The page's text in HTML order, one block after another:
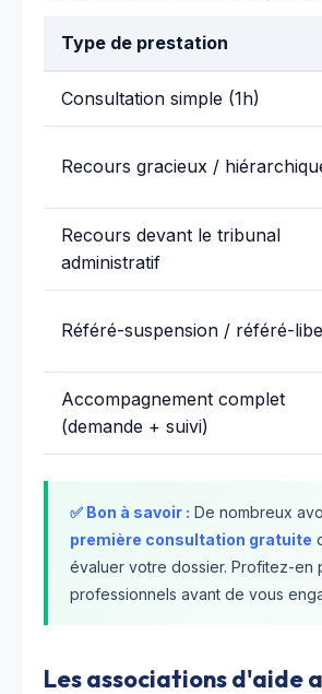
Type de prestation
Consultation simple (1h)
Recours gracieux /
Recours devant le tribunal
administratif
Référé-suspension / référé-
Accompagnement complet
(demande + suivi)
✅ Bon à savoir : De nombreux
première consultation gratuite
évaluer votre dossier. Profitez-en
professionnels avant de vous
Les associations d'aide